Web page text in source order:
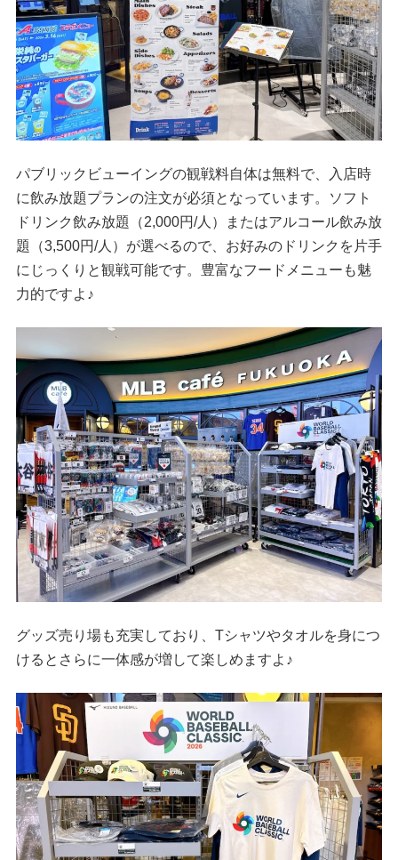
パブリックビューイングの観戦料自体は無料で、入店時
に飲み放題プランの注文が必須となっています。ソフト
ドリンク飲み放題（2,000円/人）またはアルコール飲み放
題（3,500円/人）が選べるので、お好みのドリンクを片手
にじっくりと観戦可能です。豊富なフードメニューも魅
力的ですよ♪
グッズ売り場も充実しており、Tシャツやタオルを身につ
けるとさらに一体感が増して楽しめますよ♪